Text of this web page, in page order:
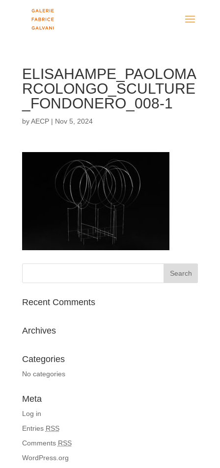
ELISAHAMPE_PAOLOMA
RCOLONGO_SCULTURE
_FONDONERO_008-1
byAECP| Nov 5, 2024
Recent Comments
Archives
Categories
No categories
Meta
Log in
Entries RSS
Comments RSS
WordPress.org